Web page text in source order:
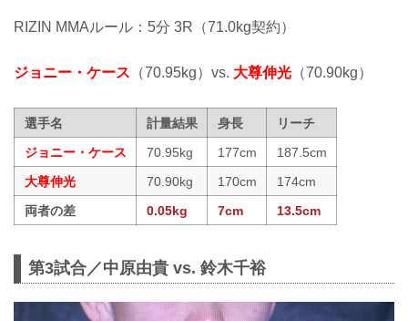
RIZIN MMAルール：5分 3R（71.0kg契約）
ジョニー・ケース （70.95kg）vs. 大尊伸光 （70.90kg）
選手名 計量結果 身長
リーチ
ジョニー・ケース
70.95kg 177cm
187.5cm
大尊伸光
70.90kg 170cm
174cm
両者の差
0.05kg 7cm 13.5cm
第3試合／中原由貴 vs. 鈴木千裕